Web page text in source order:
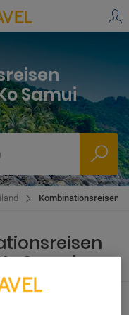
Samui
Kombinationsreisen
Samui
Phi und Koh Samui